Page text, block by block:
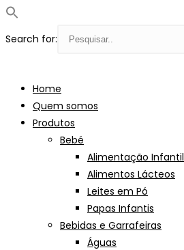
Search for:
contentHome
Quem somos
Produtos
Bebé
Alimentação Infantil
Alimentos Lácteos
Leites em Pó
Papas Infantis
Bebidas e Garrafeiras
Águas